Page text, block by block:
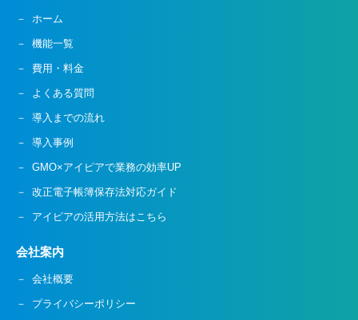
ホーム
機能一覧
費用・料金
よくある質問
導入までの流れ
導入事例
GMO×アイピアで業務の効率UP
改正電子帳簿保存法対応ガイド
アイピアの活用方法はこちら
会社案内
会社概要
プライバシーポリシー